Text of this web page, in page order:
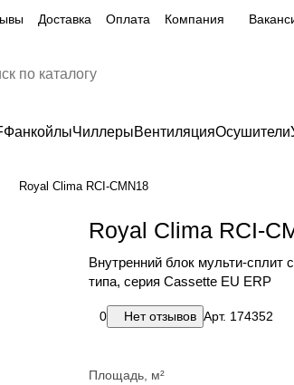
Доставка Оплата Компания
ФанкойлыЧиллерыВентиляцияОсушители
Royal Clima RCI-CMN18
Royal Clima RCI-
Внутренний блок мульти-сплит
типа, серия Cassette EU ERP
0 Нет отзывов Арт. 174352
Площадь, м²